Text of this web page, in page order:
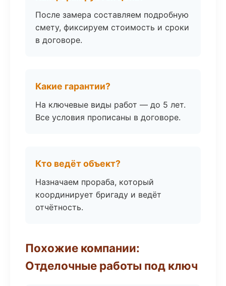
После замера составляем подробную
смету, фиксируем стоимость и сроки
в договоре.
Какие гарантии?
На ключевые виды работ — до 5 лет.
Все условия прописаны в договоре.
Кто ведёт объект?
Назначаем прораба, который
координирует бригаду и ведёт
отчётность.
Похожие компании:
Отделочные работы под ключ